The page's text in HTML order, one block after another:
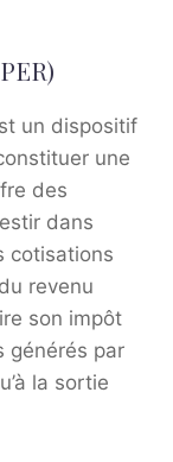
un dispositif
une
des
dans
cotisations
revenu
son impôt
générés par
la sortie